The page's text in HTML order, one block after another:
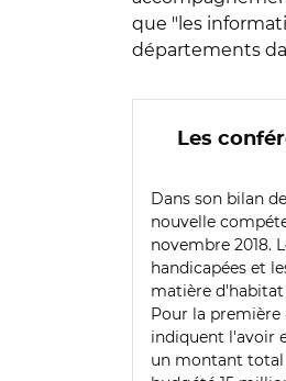
que "les
départements
Les
Dans son bilan
nouvelle
novembre 2018.
handicapées et
matière d'habitat
Pour la première
indiquent l'avoir
un montant total